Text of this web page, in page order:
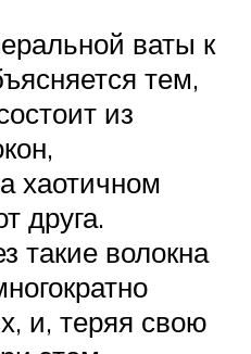
ваты к
тем,
из
хаотичном
друга.
такие волокна
и, теряя свою